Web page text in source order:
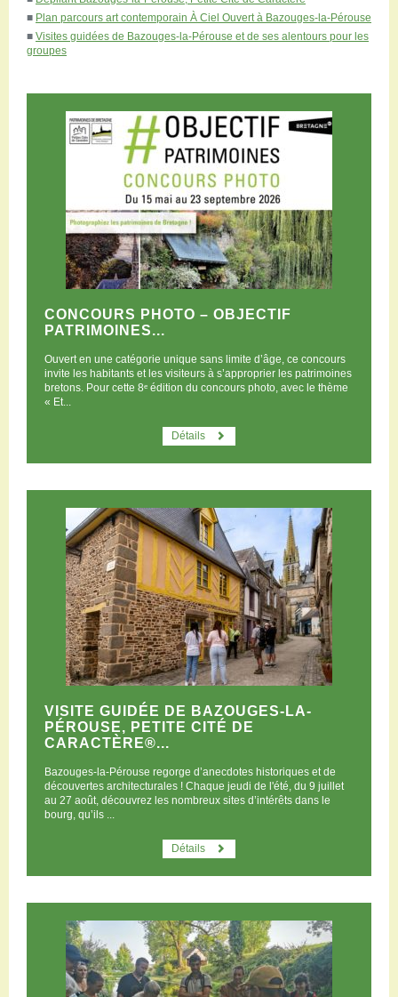
■ Plan parcours art contemporain À Ciel Ouvert à Bazouges-la-Pérouse
■ Visites guidées de Bazouges-la-Pérouse et de ses alentours pour les
groupes
CONCOURS PHOTO – OBJECTIF
PATRIMOINES...
Ouvert en une catégorie unique sans limite d’âge, ce concours
invite les habitants et les visiteurs à s’approprier les patrimoines
bretons. Pour cette 8ᵉ édition du concours photo, avec le thème
« Et...
Détails
VISITE GUIDÉE DE BAZOUGES-LA-
PÉROUSE, PETITE CITÉ DE
CARACTÈRE®...
Bazouges-la-Pérouse regorge d’anecdotes historiques et de
découvertes architecturales ! Chaque jeudi de l'été, du 9 juillet
au 27 août, découvrez les nombreux sites d’intérêts dans le
bourg, qu’ils ...
Détails